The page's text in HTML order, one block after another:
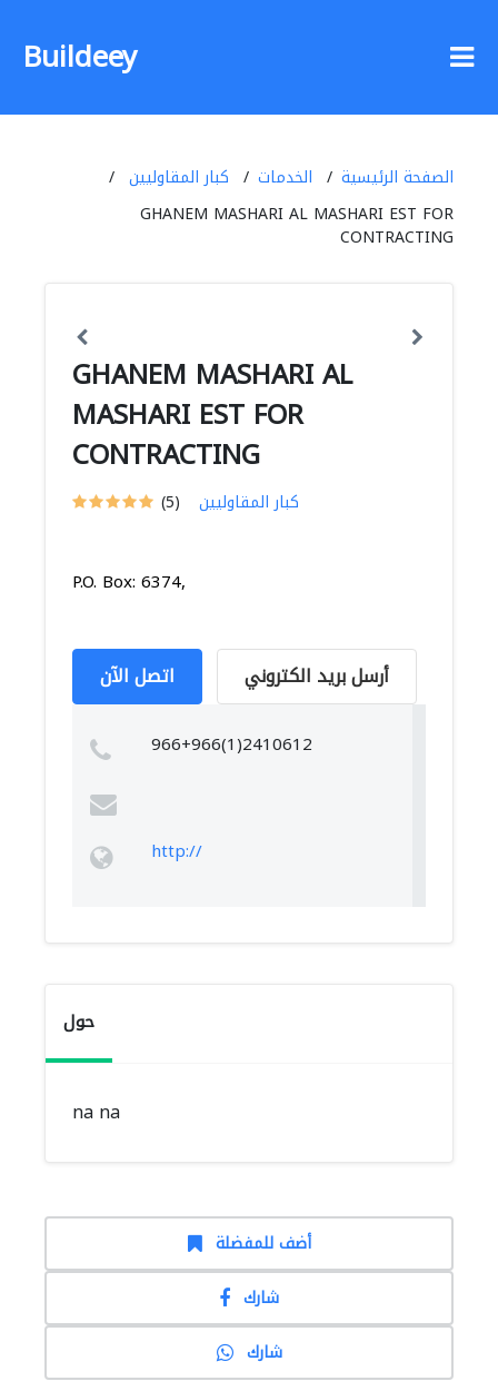
Buildeey
الصفحة الرئيسية الخدمات
كبار المقاوليين
GHANEM MASHARI AL MASHARI EST FOR
CONTRACTING
GHANEM MASHARI AL
MASHARI EST FOR
CONTRACTING
(5) كبار المقاوليين
P.O. Box: 6374,
اتصل الآن أرسل بريد الكتروني
966+966(1)2410612
http://
حول
na na
أضف للمفضلة
شارك
شارك